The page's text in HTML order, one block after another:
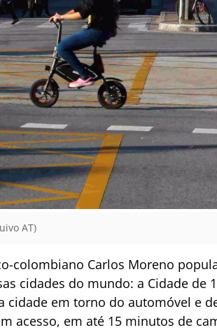
AT)
colombiano Carlos Moreno
cidades do mundo: a Cidade
cidade em torno do automóvel e
acesso, em até 15 minutos de